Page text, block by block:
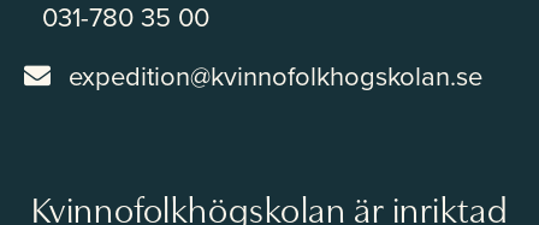
Lokaluthyrning
031-780 35 00
expedition@kvinnofolkhogskolan.se
Kvinnofolkhögskolan är inriktad